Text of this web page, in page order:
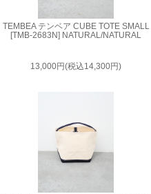
TEMBEA テンベア CUBE TOTE SMALL
[TMB-2683N] NATURAL/NATURAL
13,000円(税込14,300円)